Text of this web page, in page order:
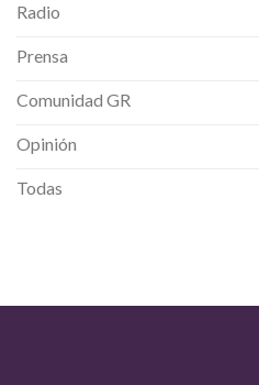
Radio
Prensa
Comunidad GR
Opinión
Todas